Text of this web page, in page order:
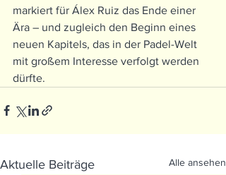
markiert für Álex Ruiz das Ende einer
Ära – und zugleich den Beginn eines
neuen Kapitels, das in der Padel-Welt
mit großem Interesse verfolgt werden
dürfte.
Aktuelle Beiträge Alle ansehen